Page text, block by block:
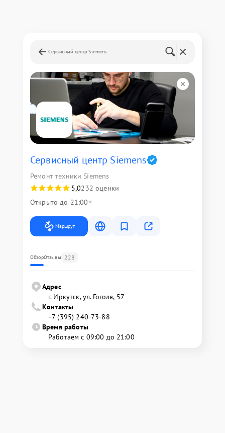
Сервисный центр Siemens
Сервисный центр Siemens
Ремонт техники Siemens
5,0232 оценки
Открыто до 21:00
Маршрут
ОбзорОтзывы 228
Адрес
г. Иркутск, ул. ​Гоголя, 57
Контакты
+7 (395) 240-73-88
Время работы
Работаем с 09:00 до 21:00